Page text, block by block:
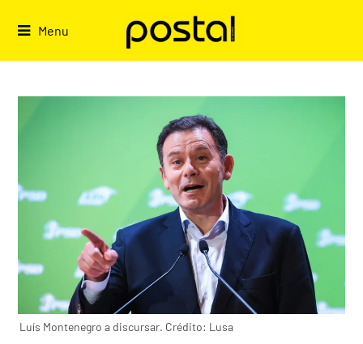
Menu
Luís Montenegro a discursar. Crédito: Lusa